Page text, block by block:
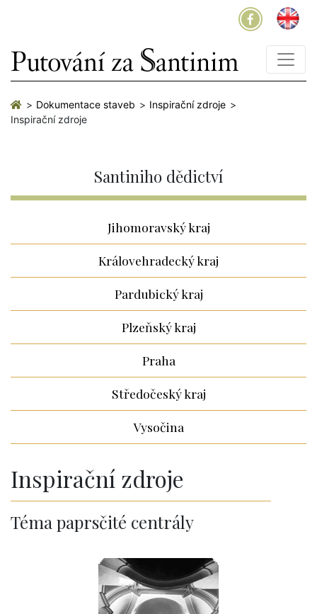
Dokumentace staveb
Inspirační zdroje
Inspirační zdroje
Santiniho dědictví
Jihomoravský kraj
Královehradecký kraj
Pardubický kraj
Plzeňský kraj
Praha
Středočeský kraj
Vysočina
Inspirační zdroje
Téma paprsčité centrály